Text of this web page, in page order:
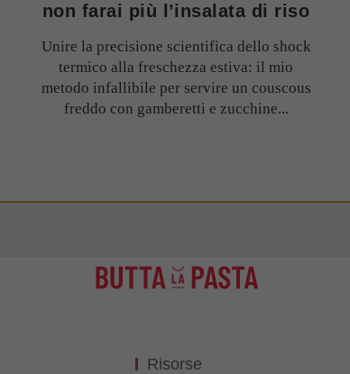
non farai più l’insalata di riso
Unire la precisione scientifica dello shock
termico alla freschezza estiva: il mio
metodo infallibile per servire un couscous
freddo con gamberetti e zucchine...
Risorse